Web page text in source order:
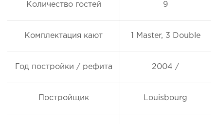
Количество гостей 9
Комплектация кают 1 Master, 3 Double
Год постройки / рефита 2004 /
Постройщик Louisbourg